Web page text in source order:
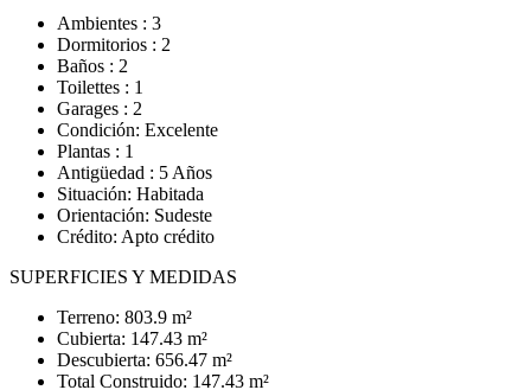
Ambientes : 3
Dormitorios : 2
Baños : 2
Toilettes : 1
Garages : 2
Condición: Excelente
Plantas : 1
Antigüedad : 5 Años
Situación: Habitada
Orientación: Sudeste
Crédito: Apto crédito
SUPERFICIES Y MEDIDAS
Terreno: 803.9 m²
Cubierta: 147.43 m²
Descubierta: 656.47 m²
Total Construido: 147.43 m²